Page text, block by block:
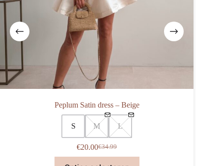
Peplum Satin dress – Beige
S M L
€34.99
Oorspronkelijke
prijs
€20.00Huidige
prijs